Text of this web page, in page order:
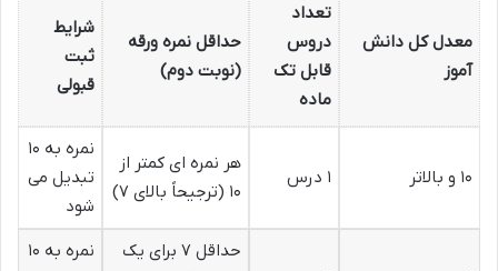
معدل کل دانش
آموز
تعداد
دروس
قابل تک
ماده
حداقل نمره ورقه
(نوبت دوم)
شرایط
ثبت
قبولی
۱۰ و بالاتر ۱ درس
هر نمره ای کمتر از
۱۰ (ترجیحاً بالای ۷)
نمره به ۱۰
تبدیل می
شود
حداقل ۷ برای یک
نمره به ۱۰